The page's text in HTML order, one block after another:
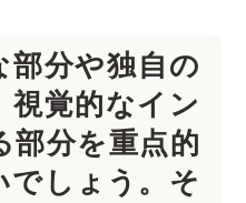
部分や独自の
視覚的なイン
部分を重点的
でしょう。そ